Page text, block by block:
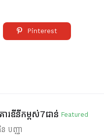
Pinterest
រឌីនីកម្ពស់7ជាន់ Featured
បញ្ញា